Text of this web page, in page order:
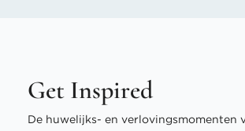
Get Inspired
De huwelijks- en verlovingsmomenten